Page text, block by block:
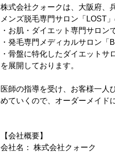
株式会社クォークは、大阪府、
メンズ脱毛専門サロン「LOST」
・お肌・ダイエット専門サロン
・発毛専門メディカルサロン「
・骨盤に特化したダイエットサ
を展開しております。
医師の指導を受け、お客様一人
めていくので、オーダーメイド
【会社概要】
会社名： 株式会社クォーク